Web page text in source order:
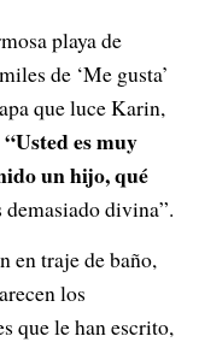
playa de
de ‘Me gusta’
que luce Karin,
“Usted es muy
un hijo, qué
divina”.
en traje de baño,
los
que le han escrito,